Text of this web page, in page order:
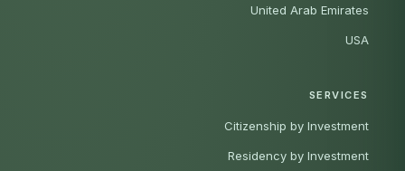
United Arab Emirates
USA
SERVICES
Citizenship by Investment
Residency by Investment